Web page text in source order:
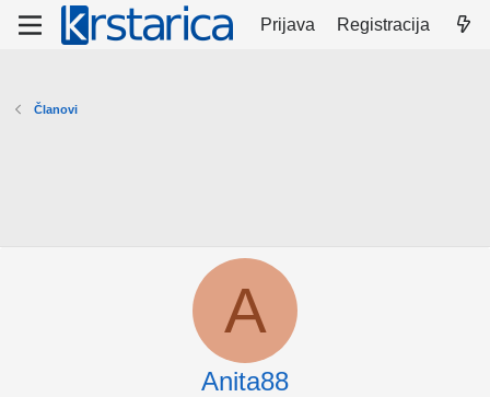
Prijava Registracija
Članovi
A
Anita88